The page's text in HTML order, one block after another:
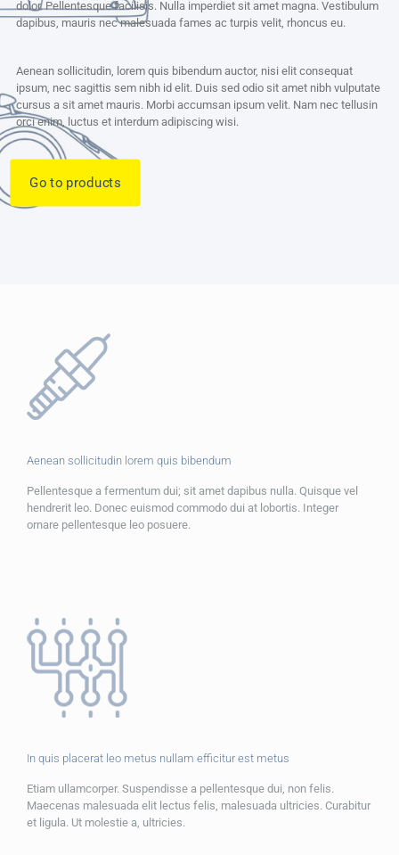
dolor. Pellentesque facilisis. Nulla imperdiet sit amet magna. Vestibulum
dapibus, mauris nec malesuada fames ac turpis velit, rhoncus eu.
Aenean sollicitudin, lorem quis bibendum auctor, nisi elit consequat
ipsum, nec sagittis sem nibh id elit. Duis sed odio sit amet nibh vulputate
cursus a sit amet mauris. Morbi accumsan ipsum velit. Nam nec tellusin
orci enim, luctus et interdum adipiscing wisi.
Go to products
Aenean sollicitudin lorem quis bibendum
Pellentesque a fermentum dui; sit amet dapibus nulla. Quisque vel
hendrerit leo. Donec euismod commodo dui at lobortis. Integer
ornare pellentesque leo posuere.
In quis placerat leo metus nullam efficitur est metus
Etiam ullamcorper. Suspendisse a pellentesque dui, non felis.
Maecenas malesuada elit lectus felis, malesuada ultricies. Curabitur
et ligula. Ut molestie a, ultricies.